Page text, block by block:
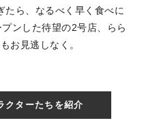
たら、なるべく早く食べに
ンした待望の2号店、らら
お見逃しなく。
クターたちを紹介